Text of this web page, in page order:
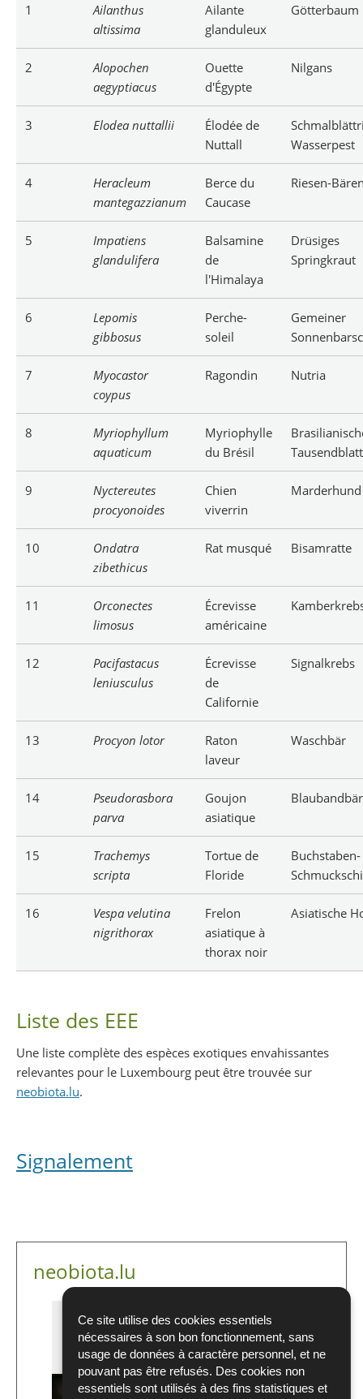
Ce site utilise des cookies essentiels
nécessaires à son bon fonctionnement, sans
usage de données à caractère personnel, et ne
pouvant pas être refusés. Des cookies non
essentiels sont utilisés à des fins statistiques et
1
Ailanthus
altissima
Ailante
glanduleux
Götterbaum
2
Alopochen
aegyptiacus
Ouette
d'Égypte
Nilgans
3 Elodea nuttallii
Élodée de
Nuttall
Wasserpest
4
Heracleum
mantegazzianum
Berce du
Caucase
Riesen-
5
Impatiens
glandulifera
Balsamine
de
l'Himalaya
Drüsiges
Springkraut
6
Lepomis
gibbosus
Perche-
soleil
Gemeiner
7
Myocastor
coypus
Ragondin Nutria
8
Myriophyllum
aquaticum
Myriophylle
du Brésil
Tausendblatt
9
Nyctereutes
procyonoides
Chien
viverrin
Marderhund
10
Ondatra
zibethicus
Rat musqué Bisamratte
11
Orconectes
limosus
Écrevisse
américaine
12
Pacifastacus
leniusculus
Écrevisse
de
Californie
Signalkrebs
13 Procyon lotor
Raton
laveur
Waschbär
14
Pseudorasbora
parva
Goujon
asiatique
15
Trachemys
scripta
Tortue de
Floride
Buchstaben-
16
Vespa velutina
nigrithorax
Frelon
asiatique à
thorax noir
Asiatische
Liste des EEE
Une liste complète des espèces exotiques envahissantes
relevantes pour le Luxembourg peut être trouvée sur
neobiota.lu.
Signalement
neobiota.lu